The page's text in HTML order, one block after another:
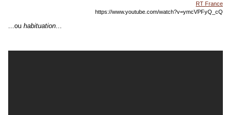
RT France
https://www.youtube.com/watch?v=ymcVPFyQ_cQ
...ou habituation...